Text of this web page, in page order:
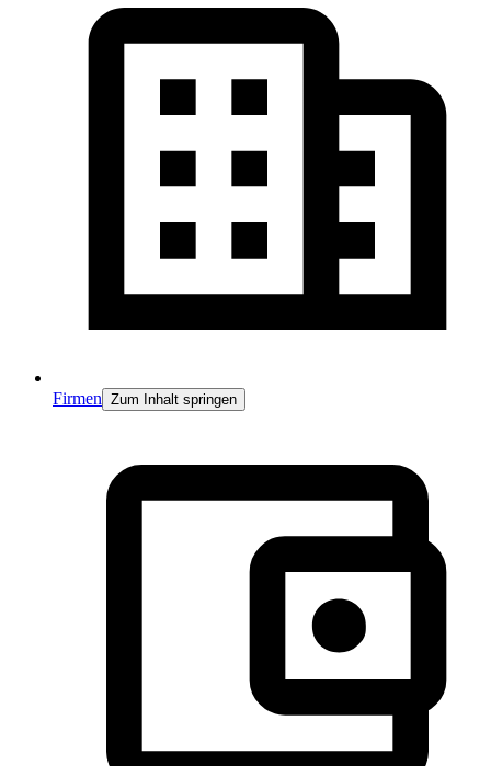
Firmen Zum Inhalt springen